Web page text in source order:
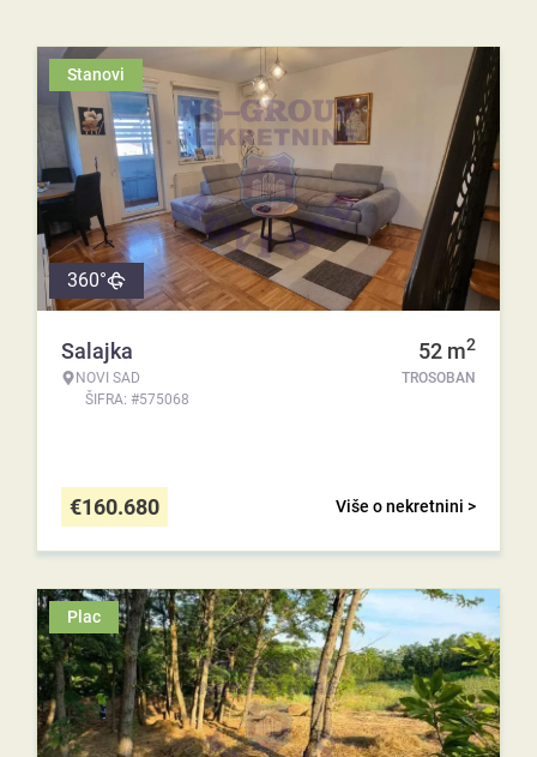
Stanovi
360°
Salajka
NOVI SAD
ŠIFRA: #575068
52 m2
TROSOBAN
Više o nekretnini >
€160.680
Plac